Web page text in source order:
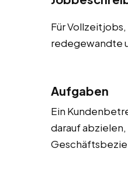
Für
redegewandte
Aufgaben
Ein
darauf